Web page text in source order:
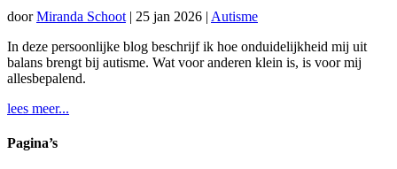
doorMiranda Schoot | 25 jan 2026 | Autisme
In deze persoonlijke blog beschrijf ik hoe onduidelijkheid mij uit
balans brengt bij autisme. Wat voor anderen klein is, is voor mij
allesbepalend.
lees meer...
Pagina’s